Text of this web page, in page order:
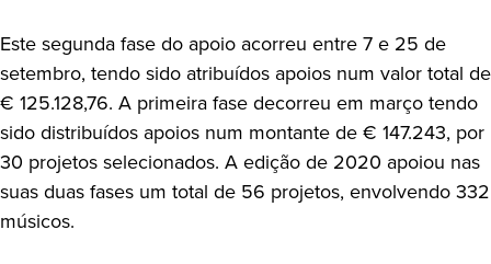
Este segunda fase do apoio acorreu entre 7 e 25 de
setembro, tendo sido atribuídos apoios num valor total de
€ 125.128,76. A primeira fase decorreu em março tendo
sido distribuídos apoios num montante de € 147.243, por
30 projetos selecionados. A edição de 2020 apoiou nas
suas duas fases um total de 56 projetos, envolvendo 332
músicos.